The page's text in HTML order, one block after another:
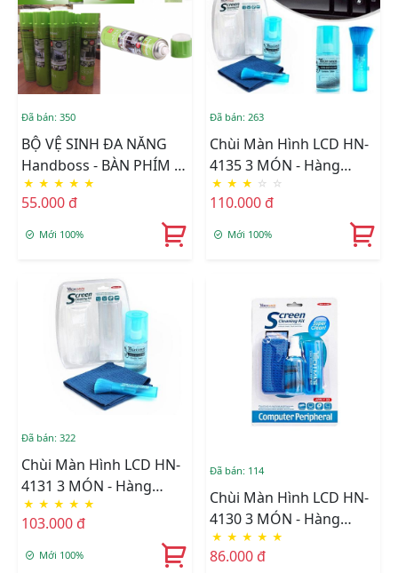
Đã bán: 350
BỘ VỆ SINH ĐA NĂNG
Handboss - BÀN PHÍM -
TIVI -KIẾNG -XE HƠI
★ ★ ★ ★ ★
55.000 đ
Mới 100%
Đã bán: 263
Chùi Màn Hình LCD HN-
4135 3 MÓN - Hàng
Nhập Khẩu
★ ★ ★ ☆ ☆
110.000 đ
Mới 100%
Đã bán: 322
Chùi Màn Hình LCD HN-
4131 3 MÓN - Hàng
Nhập Khẩu
★ ★ ★ ★ ★
103.000 đ
Mới 100%
Đã bán: 114
Chùi Màn Hình LCD HN-
4130 3 MÓN - Hàng
Nhập Khẩu
★ ★ ★ ★ ★
86.000 đ